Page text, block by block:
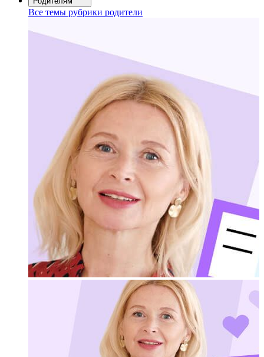
Все темы рубрики родители